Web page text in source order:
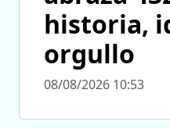
historia,
orgullo
08/08/2026 10:53